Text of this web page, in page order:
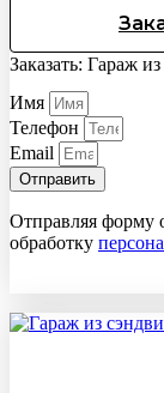
Заказать: Гараж
Имя
Телефон
Email
Отправить
Отправляя форму
обработку